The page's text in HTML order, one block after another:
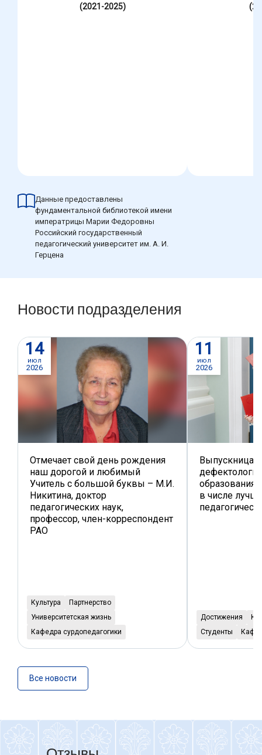
(2021-2025)
Данные предоставлены
фундаментальной библиотекой имени
императрицы Марии Федоровны
Российский государственный
педагогический университет им. А. И.
Герцена
Новости подразделения
14
июл
2026
Отмечает свой день рождения
наш дорогой и любимый
Учитель с большой буквы – М.И.
Никитина, доктор
педагогических наук,
профессор, член-корреспондент
РАО
Культура
Партнерство
Университетская жизнь
Кафедра сурдопедагогики
11
июл
2026
Выпускница
образования
в числе
Достижения
Студенты
Все новости